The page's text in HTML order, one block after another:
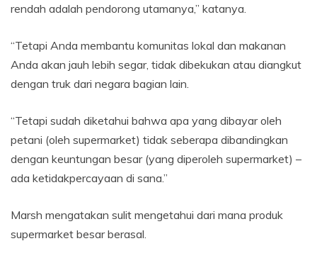
rendah adalah pendorong utamanya,” katanya.
“Tetapi Anda membantu komunitas lokal dan makanan
Anda akan jauh lebih segar, tidak dibekukan atau diangkut
dengan truk dari negara bagian lain.
“Tetapi sudah diketahui bahwa apa yang dibayar oleh
petani (oleh supermarket) tidak seberapa dibandingkan
dengan keuntungan besar (yang diperoleh supermarket) –
ada ketidakpercayaan di sana.”
Marsh mengatakan sulit mengetahui dari mana produk
supermarket besar berasal.